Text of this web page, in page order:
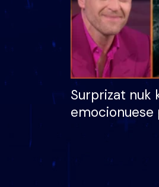
Surprizat nuk
emocionuese
nëna dhe